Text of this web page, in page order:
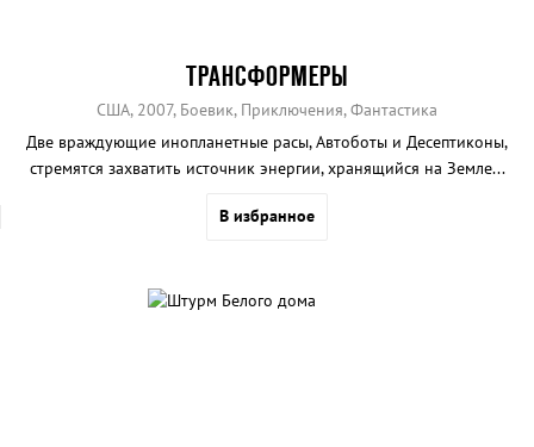
ТРАНСФОРМЕРЫ
США, 2007, Боевик, Приключения, Фантастика
Две враждующие инопланетные расы, Автоботы и Десептиконы,
стремятся захватить источник энергии, хранящийся на Земле...
В избранное